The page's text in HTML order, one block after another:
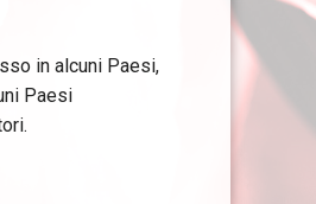
in alcuni Paesi,
Paesi